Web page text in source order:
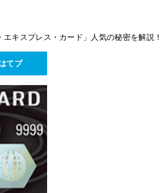
キスプレス・カード」人気の秘密を解説！
てブ